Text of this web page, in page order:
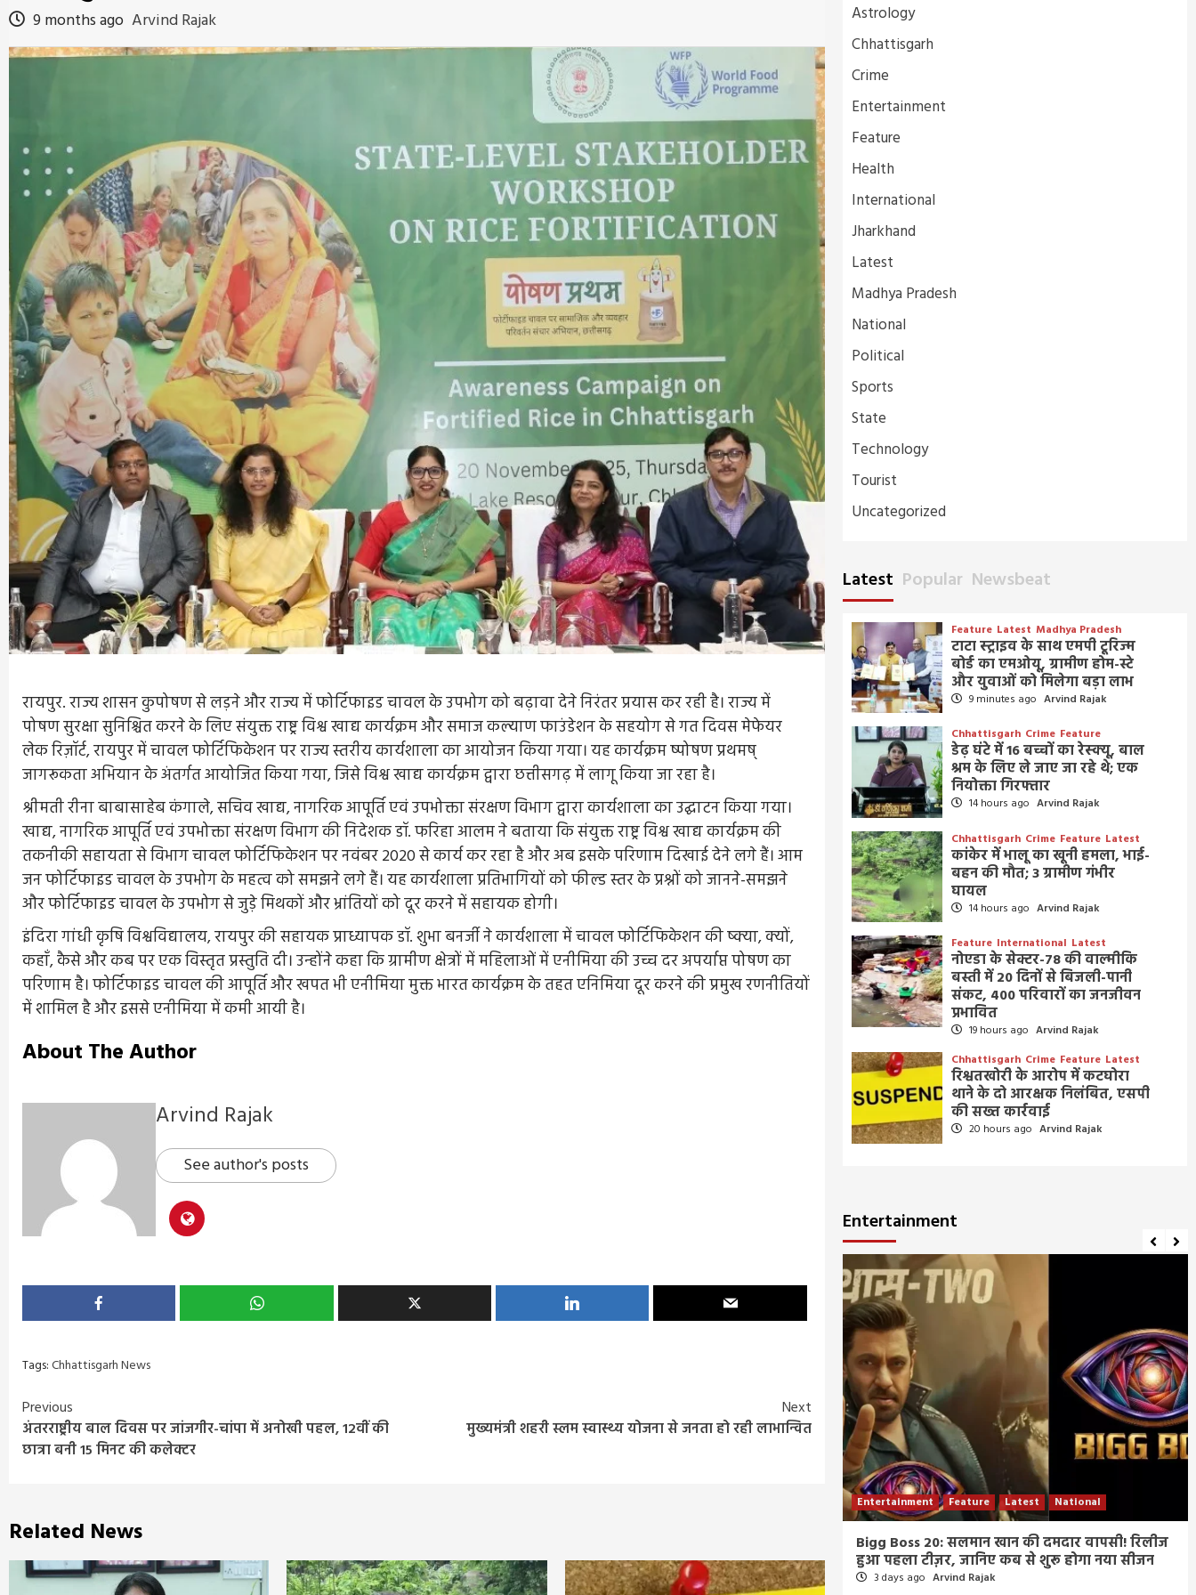
9 months ago Arvind Rajak
रायपुर. राज्य शासन कुपोषण से लड़ने और राज्य में फोर्टिफाइड चावल के उपभोग को बढ़ावा देने निरंतर प्रयास कर रही है। राज्य में
पोषण सुरक्षा सुनिश्चित करने के लिए संयुक्त राष्ट्र विश्व खाद्य कार्यक्रम और समाज कल्याण फाउंडेशन के सहयोग से गत दिवस मेफेयर
लेक रिज़ॉर्ट, रायपुर में चावल फोर्टिफिकेशन पर राज्य स्तरीय कार्यशाला का आयोजन किया गया। यह कार्यक्रम ष्पोषण प्रथमष्
जागरूकता अभियान के अंतर्गत आयोजित किया गया, जिसे विश्व खाद्य कार्यक्रम द्वारा छत्तीसगढ़ में लागू किया जा रहा है।
श्रीमती रीना बाबासाहेब कंगाले, सचिव खाद्य, नागरिक आपूर्ति एवं उपभोक्ता संरक्षण विभाग द्वारा कार्यशाला का उद्घाटन किया गया।
खाद्य, नागरिक आपूर्ति एवं उपभोक्ता संरक्षण विभाग की निदेशक डॉ. फरिहा आलम ने बताया कि संयुक्त राष्ट्र विश्व खाद्य कार्यक्रम की
तकनीकी सहायता से विभाग चावल फोर्टिफिकेशन पर नवंबर 2020 से कार्य कर रहा है और अब इसके परिणाम दिखाई देने लगे हैं। आम
जन फोर्टिफाइड चावल के उपभोग के महत्व को समझने लगे हैं। यह कार्यशाला प्रतिभागियों को फील्ड स्तर के प्रश्नों को जानने-समझने
और फोर्टिफाइड चावल के उपभोग से जुड़े मिथकों और भ्रांतियों को दूर करने में सहायक होगी।
इंदिरा गांधी कृषि विश्वविद्यालय, रायपुर की सहायक प्राध्यापक डॉ. शुभा बनर्जी ने कार्यशाला में चावल फोर्टिफिकेशन की ष्क्या, क्यों,
कहाँ, कैसे और कब पर एक विस्तृत प्रस्तुति दी। उन्होंने कहा कि ग्रामीण क्षेत्रों में महिलाओं में एनीमिया की उच्च दर अपर्याप्त पोषण का
परिणाम है। फोर्टिफाइड चावल की आपूर्ति और खपत भी एनीमिया मुक्त भारत कार्यक्रम के तहत एनिमिया दूर करने की प्रमुख रणनीतियों
में शामिल है और इससे एनीमिया में कमी आयी है।
About The Author
Arvind Rajak
See author's posts
Tags:Chhattisgarh News
Continue
Reading
Previous
अंतरराष्ट्रीय बाल दिवस पर जांजगीर-चांपा में अनोखी पहल, 12वीं की
छात्रा बनी 15 मिनट की कलेक्टर
Next
मुख्यमंत्री शहरी स्लम स्वास्थ्य योजना से जनता हो रही लाभान्वित
Related News
Astrology
Chhattisgarh
Crime
Entertainment
Feature
Health
International
Jharkhand
Latest
Madhya Pradesh
National
Political
Sports
State
Technology
Tourist
Uncategorized
Latest Popular Newsbeat
Feature Latest Madhya Pradesh
टाटा स्ट्राइव के साथ एमपी टूरिज्म
बोर्ड का एमओयू, ग्रामीण होम-स्टे
और युवाओं को मिलेगा बड़ा लाभ
9 minutes ago Arvind Rajak
Chhattisgarh Crime Feature
डेढ़ घंटे में 16 बच्चों का रेस्क्यू, बाल
श्रम के लिए ले जाए जा रहे थे; एक
नियोक्ता गिरफ्तार
14 hours ago Arvind Rajak
Chhattisgarh Crime Feature Latest
कांकेर में भालू का खूनी हमला, भाई-
बहन की मौत; 3 ग्रामीण गंभीर
घायल
14 hours ago Arvind Rajak
Feature International Latest
नोएडा के सेक्टर-78 की वाल्मीकि
बस्ती में 20 दिनों से बिजली-पानी
संकट, 400 परिवारों का जनजीवन
प्रभावित
19 hours ago Arvind Rajak
Chhattisgarh Crime Feature Latest
रिश्वतखोरी के आरोप में कटघोरा
थाने के दो आरक्षक निलंबित, एसपी
की सख्त कार्रवाई
20 hours ago Arvind Rajak
Entertainment
में ली अंतिम सांस, 6000 से अधिक गीतों को दी थी
आवाज
Entertainment Feature Latest National
Bigg Boss 20: सलमान खान की दमदार वापसी! रिलीज
हुआ पहला टीज़र, जानिए कब से शुरू होगा नया सीजन
3 days ago Arvind Rajak